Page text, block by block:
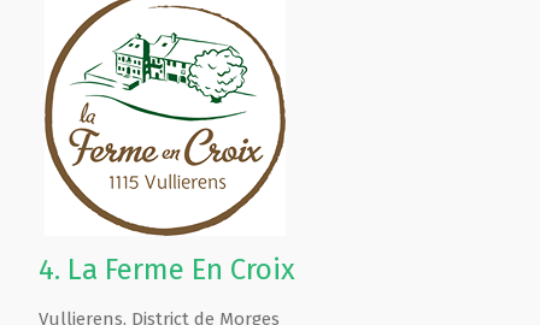
4. La Ferme En Croix
Vullierens, District de Morges